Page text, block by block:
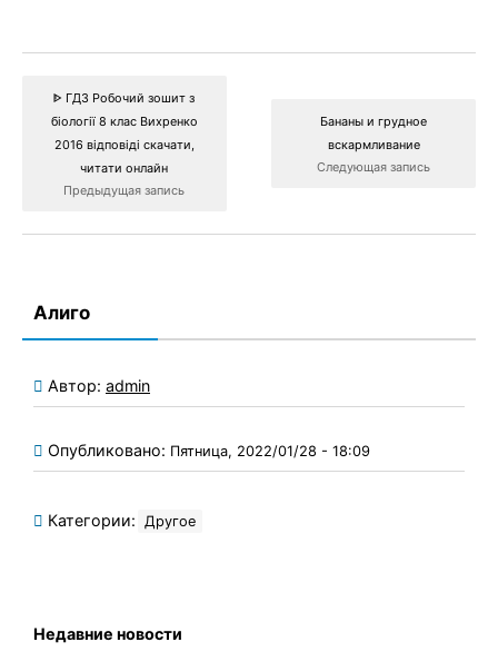
ᐈ ГДЗ Робочий зошит з
біології 8 клас Вихренко
2016 відповіді скачати,
читати онлайн
Предыдущая запись
Бананы и грудное
вскармливание
Следующая запись
Алиго
Автор: admin
Опубликовано: Пятница, 2022/01/28 - 18:09
Категории: Другое
Недавние новости